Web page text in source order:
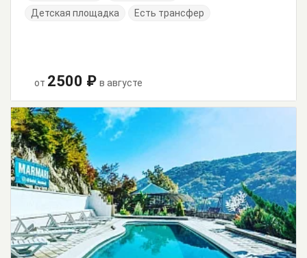
Детская площадка
Есть трансфер
от 2500 ₽ в августе